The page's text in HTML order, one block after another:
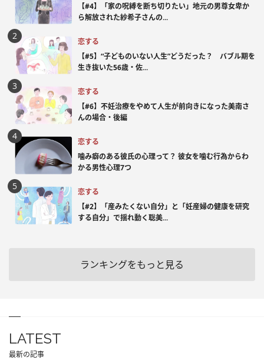
【#4】「家の呪縛を断ち切りたい」地元の男尊女卑か
ら解放された紗希子さんの...
恋する
【#5】“子どものいない人生”どうだった？ バブル期を
生き抜いた56歳・佐...
恋する
【#6】不妊治療をやめて人生が前向きになった美南さ
んの場合・後編
恋する
噛み癖のある彼氏の心理って？ 彼女を噛む行為からわ
かる男性心理7つ
恋する
【#2】「産みたくない自分」と「妊産婦の健康を研究
する自分」で揺れ動く聡美...
ランキングをもっと見る
LATEST
最新の記事